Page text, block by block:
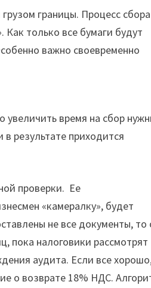
границы. Процесс сбора
только все бумаги будут
важно своевременно
время на сбор
результате приходится
проверки. Ее
«камералку», будет
не все документы, то
пока налоговики рассмотрят
аудита. Если все
о возврате 18% НДС.